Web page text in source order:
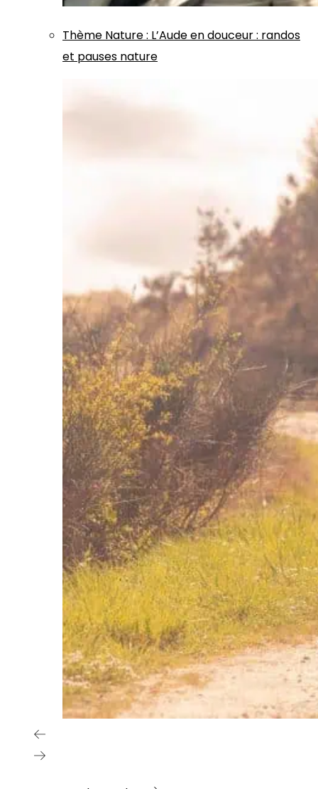
Thème Nature: L’Aude en douceur : randos
et pauses nature